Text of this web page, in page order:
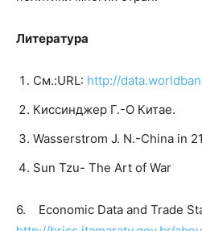
Литература
См.:URL: http://
Киссинджер Г.-О Китае.
Wasserstrom J. N.-China in
Sun Tzu- The Art of War
6. Economic Data and Trade